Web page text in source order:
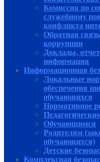
Комиссия по
служебному
конфликта
Обратная
коррупции
Доклады,
информация
Информационная
Локальные
обеспечения
обучающихся
Нормативное
Обучающимся
Родителям
обучающихся)
Детские
Комплексная